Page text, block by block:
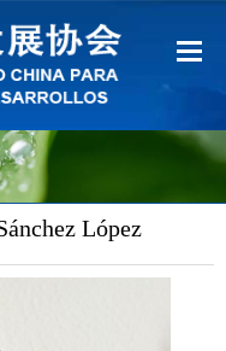
López